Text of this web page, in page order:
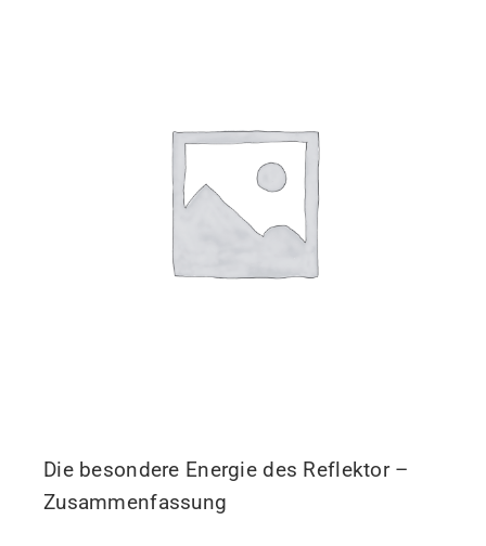
Die besondere Energie des Reflektor –
Zusammenfassung